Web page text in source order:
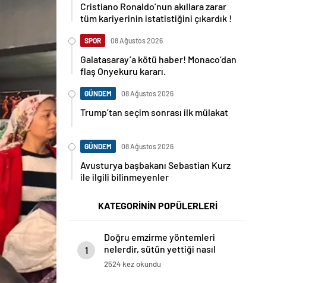
Cristiano Ronaldo’nun akıllara zarar
tüm kariyerinin istatistiğini çıkardık !
SPOR 08 Ağustos 2026
Galatasaray’a kötü haber! Monaco’dan
flaş Onyekuru kararı.
GÜNDEM 08 Ağustos 2026
Trump’tan seçim sonrası ilk mülakat
GÜNDEM 08 Ağustos 2026
Avusturya başbakanı Sebastian Kurz
ile ilgili bilinmeyenler
KATEGORİNİN POPÜLERLERİ
1
Doğru emzirme yöntemleri
nelerdir, sütün yettiği nasıl
anlaşılır?
2524 kez okundu